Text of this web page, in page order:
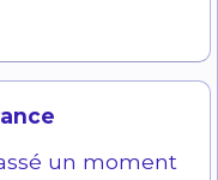
un moment